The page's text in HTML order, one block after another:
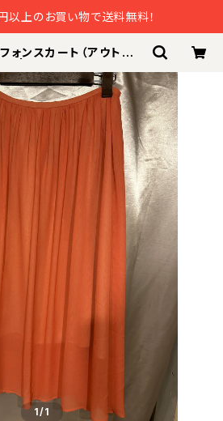
以上のお買い物で送料無料！
フォンスカート（アウトレッ
1/1